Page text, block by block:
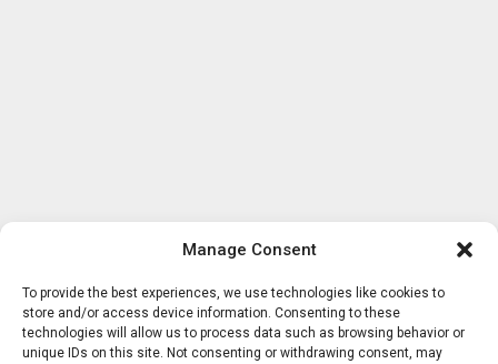
Manage Consent
To provide the best experiences, we use technologies like cookies to
store and/or access device information. Consenting to these
technologies will allow us to process data such as browsing behavior or
unique IDs on this site. Not consenting or withdrawing consent, may